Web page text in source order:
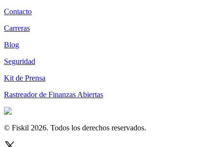
Contacto
Carreras
Blog
Seguridad
Kit de Prensa
Rastreador de Finanzas Abiertas
© Fiskil 2026. Todos los derechos reservados.